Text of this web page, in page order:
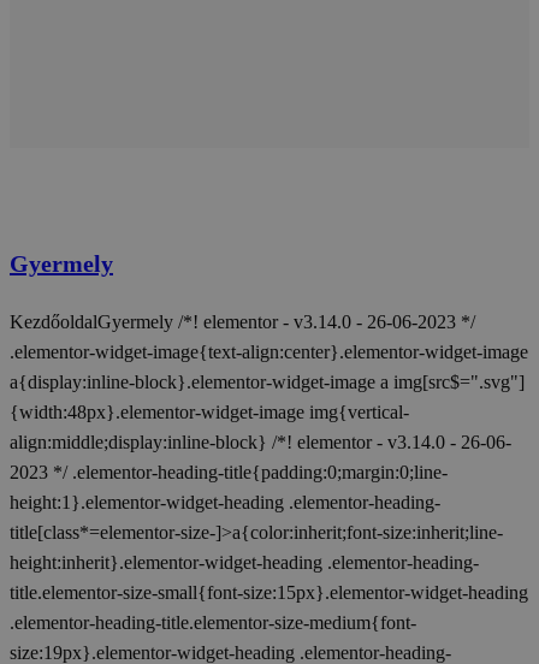
Gyermely
KezdőoldalGyermely /*! elementor - v3.14.0 - 26-06-2023 */
.elementor-widget-image{text-align:center}.elementor-widget-image
a{display:inline-block}.elementor-widget-image a img[src$=".svg"]
{width:48px}.elementor-widget-image img{vertical-
align:middle;display:inline-block} /*! elementor - v3.14.0 - 26-06-
2023 */ .elementor-heading-title{padding:0;margin:0;line-
height:1}.elementor-widget-heading .elementor-heading-
title[class*=elementor-size-]>a{color:inherit;font-size:inherit;line-
height:inherit}.elementor-widget-heading .elementor-heading-
title.elementor-size-small{font-size:15px}.elementor-widget-heading
.elementor-heading-title.elementor-size-medium{font-
size:19px}.elementor-widget-heading .elementor-heading-